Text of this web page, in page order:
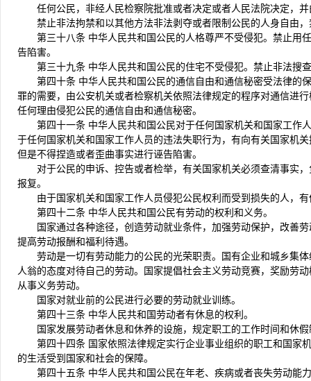
任何公民，非经人民检察院批准或者决定或者人民法院决定，
禁止非法拘禁和以其他方法非法剥夺或者限制公民的人身自由
第三十八条 中华人民共和国公民的人格尊严不受侵犯。禁止用
告陷害。
第三十九条 中华人民共和国公民的住宅不受侵犯。禁止非法搜
第四十条 中华人民共和国公民的通信自由和通信秘密受法律的
罪的需要，由公安机关或者检察机关依照法律规定的程序对通信进
任何理由侵犯公民的通信自由和通信秘密。
第四十一条 中华人民共和国公民对于任何国家机关和国家工作
于任何国家机关和国家工作人员的违法失职行为，有向有关国家机
但是不得捏造或者歪曲事实进行诬告陷害。
对于公民的申诉、控告或者检举，有关国家机关必须查清事实
报复。
由于国家机关和国家工作人员侵犯公民权利而受到损失的人，
第四十二条 中华人民共和国公民有劳动的权利和义务。
国家通过各种途径，创造劳动就业条件，加强劳动保护，改善
提高劳动报酬和福利待遇。
劳动是一切有劳动能力的公民的光荣职责。国有企业和城乡集
人翁的态度对待自己的劳动。国家提倡社会主义劳动竞赛，奖励劳
从事义务劳动。
国家对就业前的公民进行必要的劳动就业训练。
第四十三条 中华人民共和国劳动者有休息的权利。
国家发展劳动者休息和休养的设施，规定职工的工作时间和休假
第四十四条 国家依照法律规定实行企业事业组织的职工和国家
的生活受到国家和社会的保障。
第四十五条 中华人民共和国公民在年老、疾病或者丧失劳动能